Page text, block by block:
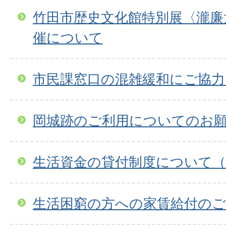
竹田市歴史文化館特別展〈瀧
催について
市民課窓口の混雑緩和にご協
岡城跡のご利用についてのお
生活資金の貸付制度について
生活困窮の方への家賃給付の